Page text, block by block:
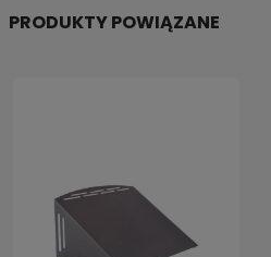
PRODUKTY POWIĄZANE